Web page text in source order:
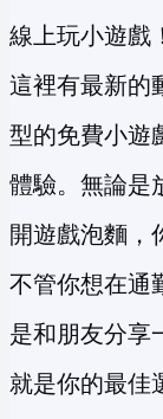
線上玩小遊戲！
這裡有最新的
型的免費小遊
體驗。無論是
開遊戲泡麵，
不管你想在通
是和朋友分享
就是你的最佳